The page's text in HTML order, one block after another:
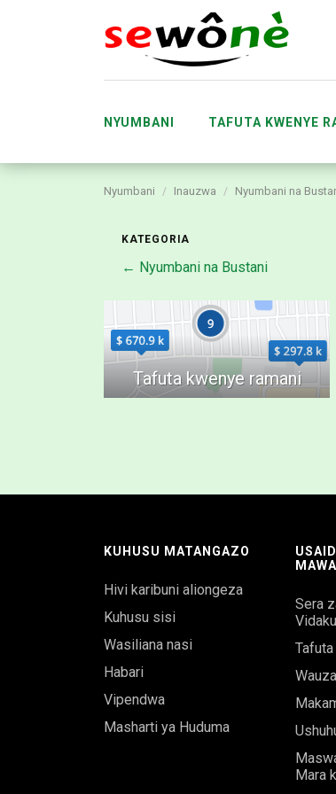
NYUMBANI TAFUTA KWENYE
UWASILISHAJI WA TOVUTI YA
Nyumbani Inauzwa Nyumbani na
KATEGORIA
← Nyumbani na Bustani
KUHUSU MATANGAZO
Hivi karibuni aliongeza
Kuhusu sisi
Wasiliana nasi
Habari
Vipendwa
Masharti ya Huduma
Sera
Tafuta
Mara